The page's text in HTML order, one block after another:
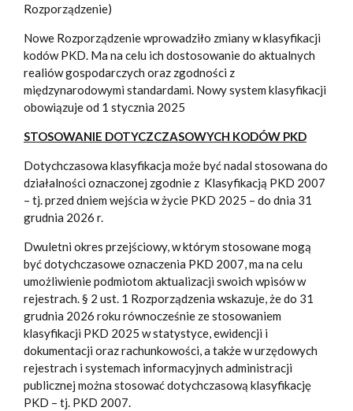
Rozporządzenie)
Nowe Rozporządzenie wprowadziło zmiany w klasyfikacji
kodów PKD. Ma na celu ich dostosowanie do aktualnych
realiów gospodarczych oraz zgodności z
międzynarodowymi standardami. Nowy system klasyfikacji
obowiązuje od 1 stycznia 2025
STOSOWANIE DOTYCZCZASOWYCH KODÓW PKD
Dotychczasowa klasyfikacja może być nadal stosowana do
działalności oznaczonej zgodnie z Klasyfikacją PKD 2007
– tj. przed dniem wejścia w życie PKD 2025 – do dnia 31
grudnia 2026 r.
Dwuletni okres przejściowy, w którym stosowane mogą
być dotychczasowe oznaczenia PKD 2007, ma na celu
umożliwienie podmiotom aktualizacji swoich wpisów w
rejestrach. § 2 ust. 1 Rozporządzenia wskazuje, że do 31
grudnia 2026 roku równocześnie ze stosowaniem
klasyfikacji PKD 2025 w statystyce, ewidencji i
dokumentacji oraz rachunkowości, a także w urzędowych
rejestrach i systemach informacyjnych administracji
publicznej można stosować dotychczasową klasyfikację
PKD – tj. PKD 2007.